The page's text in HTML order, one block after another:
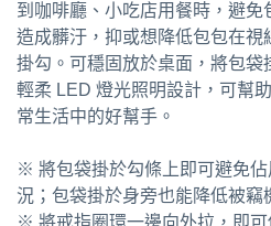
到咖啡廳、小吃店用餐時，避免
造成髒汙，抑或想降低包包在視
掛勾。可穩固放於桌面，將包袋
輕柔 LED 燈光照明設計，可幫
常生活中的好幫手。
※ 將包袋掛於勾條上即可避免
況；包袋掛於身旁也能降低被竊
※ 將戒指圈環一邊向外拉，即可